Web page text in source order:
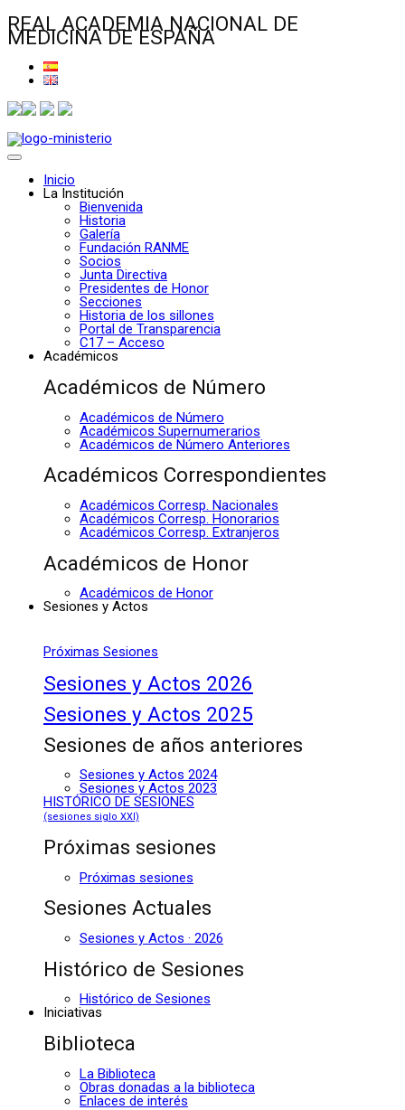
REAL ACADEMIA NACIONAL DE
MEDICINA DE ESPAÑA
Inicio
La Institución
Bienvenida
Historia
Galería
Fundación RANME
Socios
Junta Directiva
Presidentes de Honor
Secciones
Historia de los sillones
Portal de Transparencia
C17 – Acceso
Académicos
Académicos de Número
Académicos de Número
Académicos Supernumerarios
Académicos de Número Anteriores
Académicos Correspondientes
Académicos Corresp. Nacionales
Académicos Corresp. Honorarios
Académicos Corresp. Extranjeros
Académicos de Honor
Académicos de Honor
Sesiones y Actos
Próximas Sesiones
Sesiones y Actos 2026
Sesiones y Actos 2025
Sesiones de años anteriores
Sesiones y Actos 2024
Sesiones y Actos 2023
HISTÓRICO DE SESIONES
(sesiones siglo XXI)
Próximas sesiones
Próximas sesiones
Sesiones Actuales
Sesiones y Actos · 2026
Histórico de Sesiones
Histórico de Sesiones
Iniciativas
Biblioteca
La Biblioteca
Obras donadas a la biblioteca
Enlaces de interés